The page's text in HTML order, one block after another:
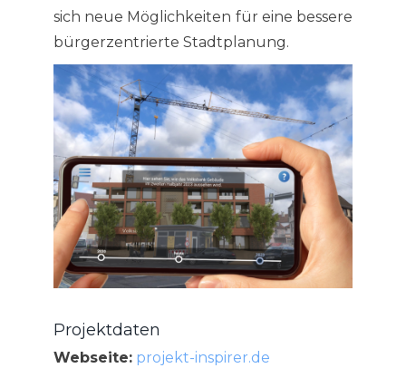
sich neue Möglichkeiten für eine bessere
bürgerzentrierte Stadtplanung.
Projektdaten
Webseite: projekt-inspirer.de